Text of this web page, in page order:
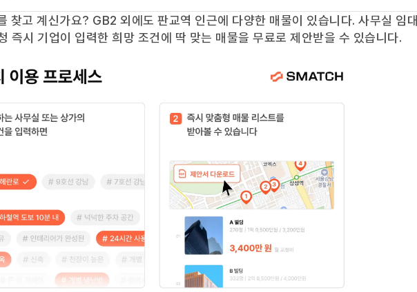
찾고 계신가요? GB2 외에도 판교역 인근에 다양한 매물이 있습니다. 사무실 임대
즉시 기업이 입력한 희망 조건에 딱 맞는 매물을 무료로 제안받을 수 있습니다.